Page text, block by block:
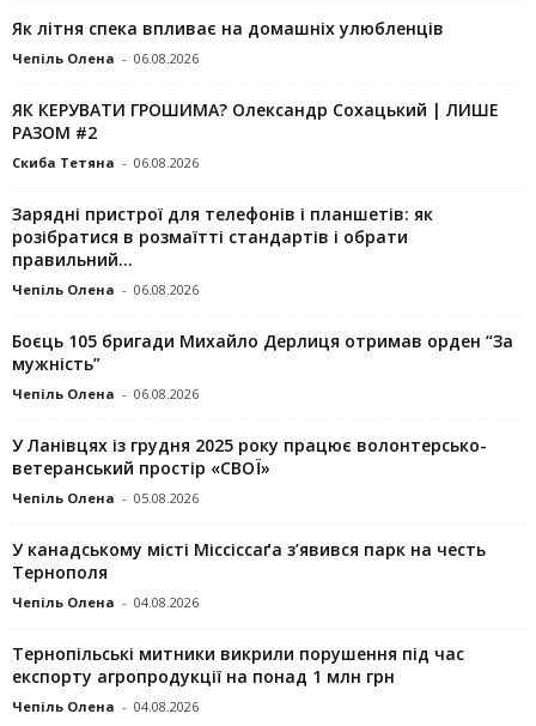
Як літня спека впливає на домашніх улюбленців
Чепіль Олена - 06.08.2026
ЯК КЕРУВАТИ ГРОШИМА? Олександр Сохацький | ЛИШЕ
РАЗОМ #2
Скиба Тетяна - 06.08.2026
Зарядні пристрої для телефонів і планшетів: як
розібратися в розмаїтті стандартів і обрати
правильний...
Чепіль Олена - 06.08.2026
Боєць 105 бригади Михайло Дерлиця отримав орден “За
мужність”
Чепіль Олена - 06.08.2026
У Ланівцях із грудня 2025 року працює волонтерсько-
ветеранський простір «СВОЇ»
Чепіль Олена - 05.08.2026
У канадському місті Міссіссаґа з’явився парк на честь
Тернополя
Чепіль Олена - 04.08.2026
Тернопільські митники викрили порушення під час
експорту агропродукції на понад 1 млн грн
Чепіль Олена - 04.08.2026